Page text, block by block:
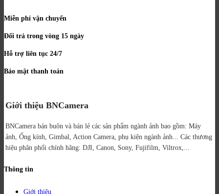
Miễn phí vận chuyển
Đổi trả trong vòng 15 ngày
Hỗ trợ liên tục 24/7
Bảo mật thanh toán
Giới thiệu BNCamera
BNCamera bán buôn và bán lẻ các sản phẩm ngành ảnh bao gồm: Máy
ảnh, Ống kính, Gimbal, Action Camera, phụ kiện ngành ảnh...
Các thương
hiệu phân phối chính hãng: DJI, Canon, Sony, Fujifilm, Viltrox,...
Thông tin
Giới thiệu